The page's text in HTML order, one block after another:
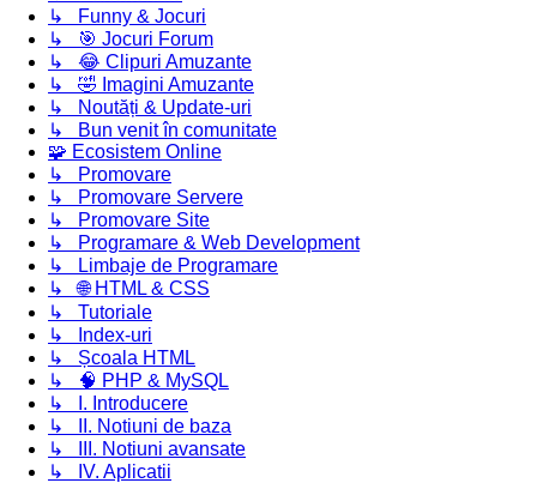
↳ Funny & Jocuri
↳ 🎯 Jocuri Forum
↳ 😂 Clipuri Amuzante
↳ 🤣 Imagini Amuzante
↳ Noutăți & Update-uri
↳ Bun venit în comunitate
🧩 Ecosistem Online
↳ Promovare
↳ Promovare Servere
↳ Promovare Site
↳ Programare & Web Development
↳ Limbaje de Programare
↳ 🌐 HTML & CSS
↳ Tutoriale
↳ Index-uri
↳ Școala HTML
↳ 🧠 PHP & MySQL
↳ I. Introducere
↳ II. Notiuni de baza
↳ III. Notiuni avansate
↳ IV. Aplicatii